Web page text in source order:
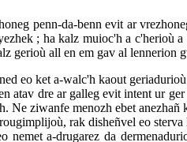
penn-da-benn evit ar
; ha kalz muioc'h a c'herioù
gerioù all en em gav al
eo ket a-walc'h kaout
atav dre ar galleg evit intent ur
Ne ziwanfe menozh ebet
rak disheñvel eo sterva
nemet a-drugarez da